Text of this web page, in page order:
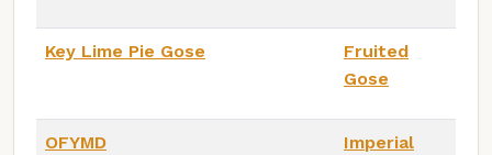
Key Lime Pie Gose
Fruited
Gose
OFYMD
Imperial